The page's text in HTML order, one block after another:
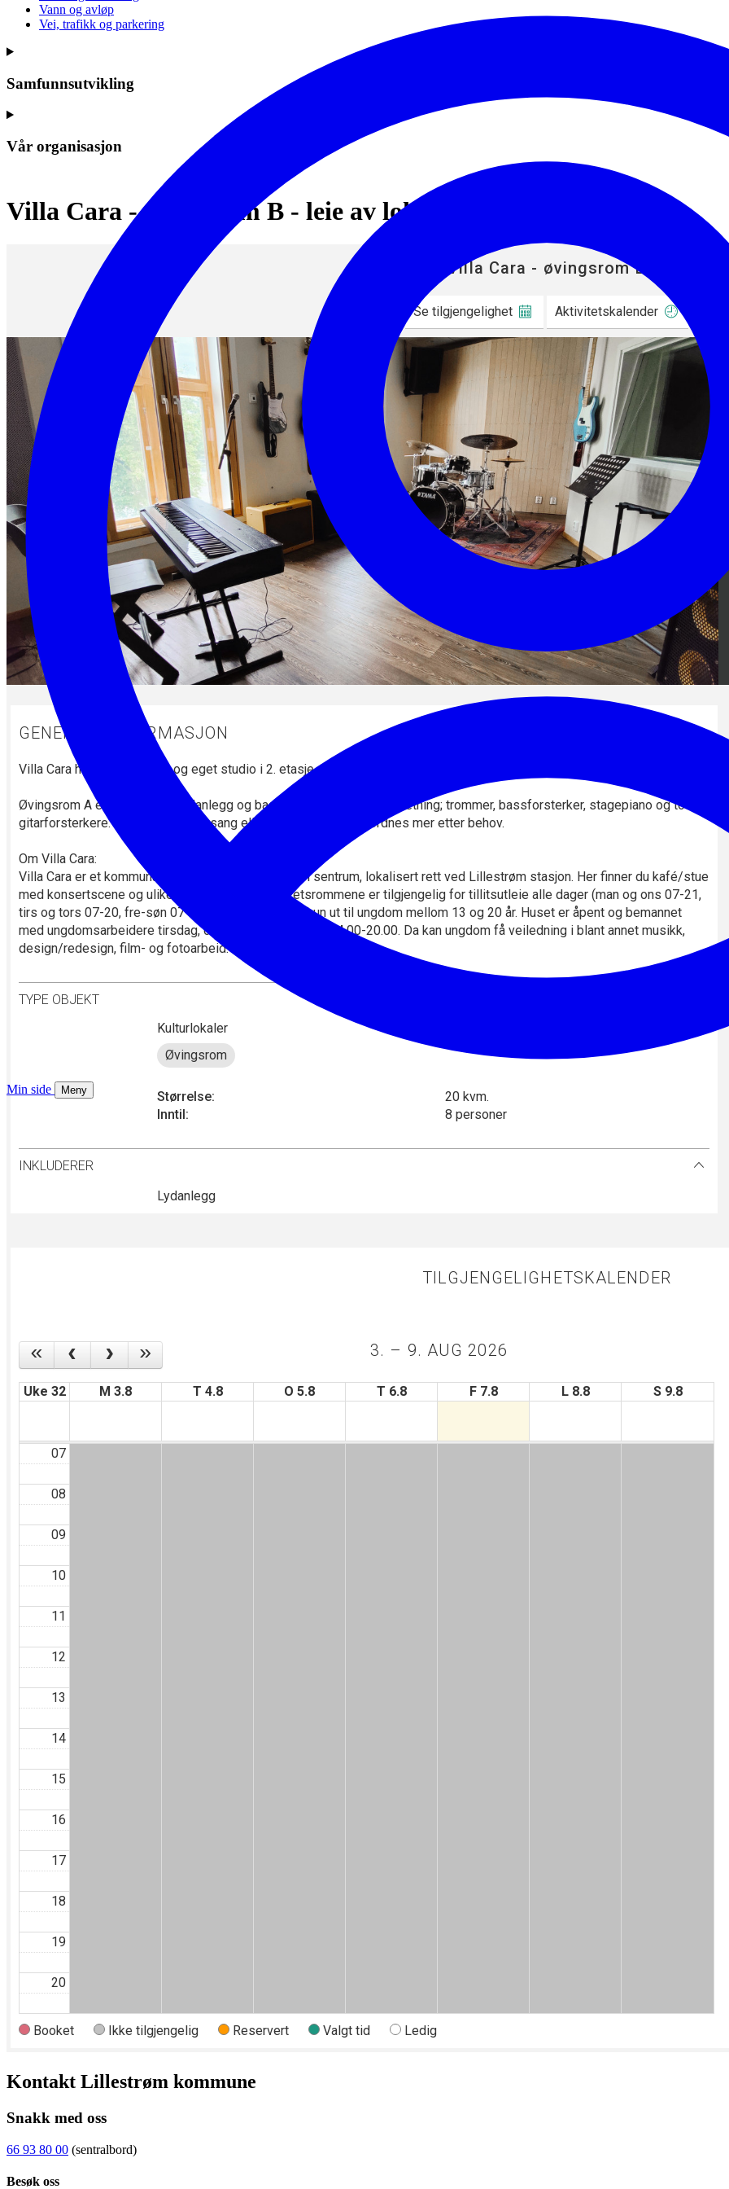
Min side Meny
Vann og avløp
Vei, trafikk og parkering
Samfunnsutvikling
Vår organisasjon
Villa Cara - øvingsrom B - leie av lokale
Kontakt Lillestrøm kommune
Snakk med oss
66 93 80 00 (sentralbord)
Besøk oss